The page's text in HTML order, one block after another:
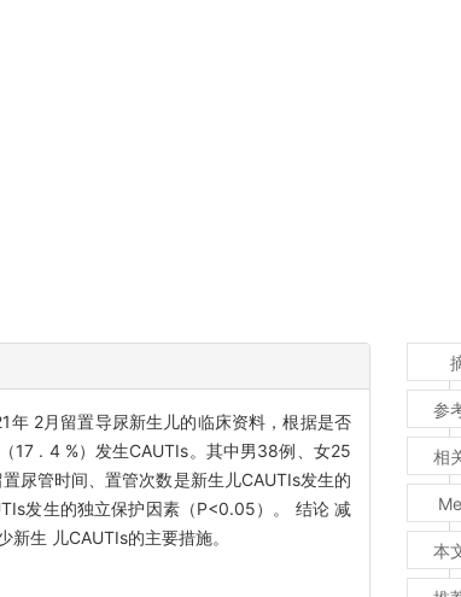
年 2月留置导尿新生儿的临床资料，根据是否
17 . 4 %）发生CAUTIs。其中男38例、女25
尿管时间、置管次数是新生儿CAUTIs发生的
发生的独立保护因素（P<0.05）。 结论 减
生 儿CAUTIs的主要措施。
参
相
本